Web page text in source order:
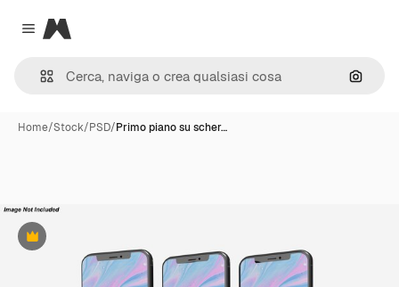
Close menu
Magnific
Cerca
Home/Stock/PSD/Primo piano su scher…
Premium